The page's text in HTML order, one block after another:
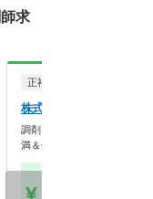
求
正社員
株式会社ツルハ 潟上昭
調剤＋OTCで成長！残業10
満＆休暇充実の大…